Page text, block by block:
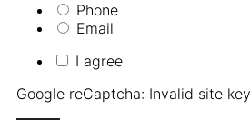
Phone
Email
I agree
Google reCaptcha: Invalid site